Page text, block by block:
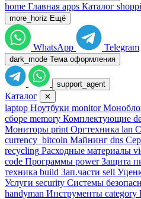
home Главная apps Каталог
more_horiz Ещё
WhatsApp Telegram
dark_mode Тема оформления
support_agent
Каталог ✕
laptop Ноутбуки monitor
сборе memory Комплектующие
Мониторы print Оргтехника lan
currency_bitcoin Майнинг dns
recycling Расходные материалы
code Программы power Защита
техника build Зап.части sell
Услуги security Системы
handyman Инструменты category